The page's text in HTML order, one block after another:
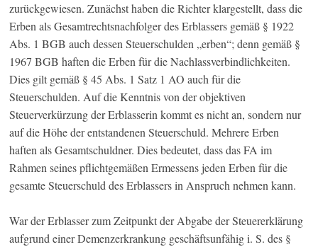
zurückgewiesen. Zunächst haben die Richter klargestellt, dass die
Erben als Gesamtrechtsnachfolger des Erblassers gemäß § 1922
Abs. 1 BGB auch dessen Steuerschulden „erben“; denn gemäß §
1967 BGB haften die Erben für die Nachlassverbindlichkeiten.
Dies gilt gemäß § 45 Abs. 1 Satz 1 AO auch für die
Steuerschulden. Auf die Kenntnis von der objektiven
Steuerverkürzung der Erblasserin kommt es nicht an, sondern nur
auf die Höhe der entstandenen Steuerschuld. Mehrere Erben
haften als Gesamtschuldner. Dies bedeutet, dass das FA im
Rahmen seines pflichtgemäßen Ermessens jeden Erben für die
gesamte Steuerschuld des Erblassers in Anspruch nehmen kann.
War der Erblasser zum Zeitpunkt der Abgabe der Steuererklärung
aufgrund einer Demenzerkrankung geschäftsunfähig i. S. des §